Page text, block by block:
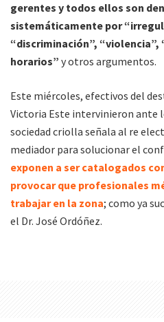
gerentes y todos ellos son
sistemáticamente por
“discriminación”,
horarios” y otros argumentos.
Este miércoles, efectivos del
Victoria Este intervinieron ante
sociedad criolla señala al re
mediador para solucionar el
exponen a ser catalogados
provocar que profesionales
trabajar en la zona; como ya
el Dr. José Ordóñez.